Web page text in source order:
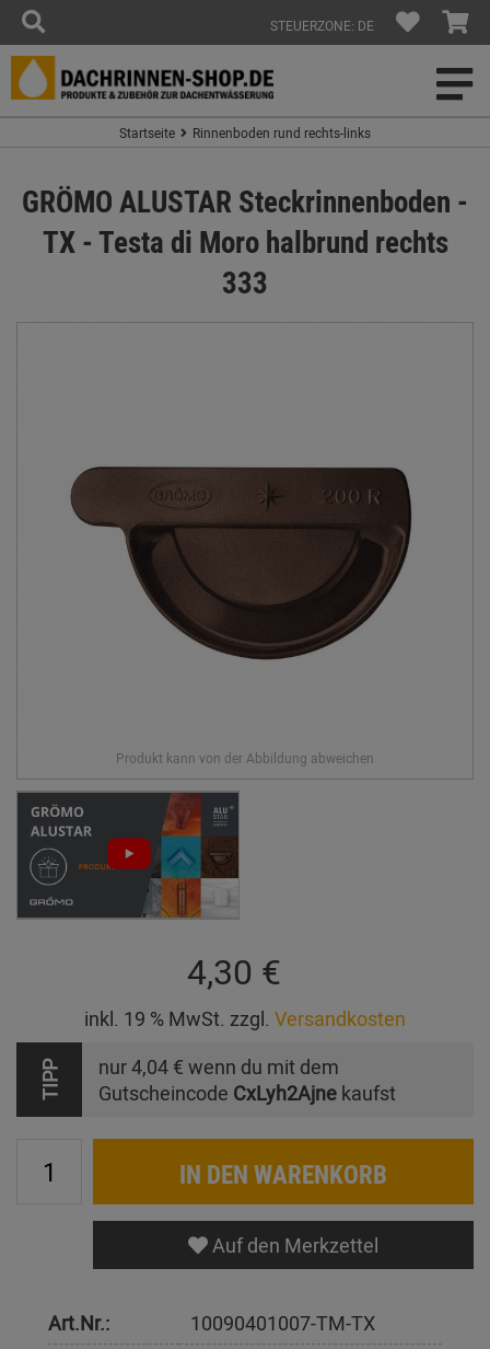
STEUERZONE: DE
Startseite Rinnenboden rund rechts-links
GRÖMO ALUSTAR Steckrinnenboden -
TX - Testa di Moro halbrund rechts
333
4,30 €
inkl. 19 % MwSt. zzgl. Versandkosten
TIPP nur4,04 € wenn du mit dem
Gutscheincode CxLyh2Ajne kaufst
IN DEN WARENKORB
Auf den Merkzettel
Art.Nr.:
10090401007-TM-TX